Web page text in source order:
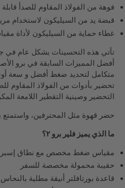
فوهة من الفولاذ المقاوم للصدأ قابلة
قبضة يد من السيليكون لاستخدام
غطاء حماية من السيليكون لأداة
أفضل المميزات السابقة في برو
متكامل لتحديد ضغط أفضل و سعة
تحضير بأدوات من الفولاذ المقاوم
التحضير وصينية التقطير اللامعة
حضر قهوة مثل المحترفين، واستمتع
ما الذي يميز فلير برو ٢؟
مقياس ضغط مخصص مع نطاق إسبريسو ما
حقيبة محمولة مخصصة للسفر
قاعدة بورتافلتر أنيقة مطلية بالنحاس